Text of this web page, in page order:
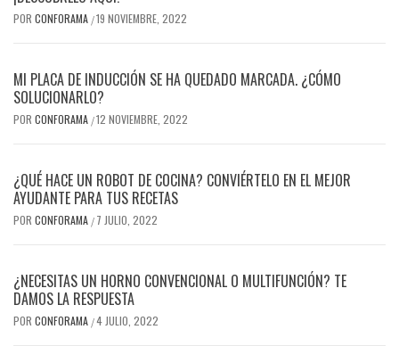
POR CONFORAMA /19 NOVIEMBRE, 2022
MI PLACA DE INDUCCIÓN SE HA QUEDADO MARCADA. ¿CÓMO
SOLUCIONARLO?
POR CONFORAMA /12 NOVIEMBRE, 2022
¿QUÉ HACE UN ROBOT DE COCINA? CONVIÉRTELO EN EL MEJOR
AYUDANTE PARA TUS RECETAS
POR CONFORAMA / 7 JULIO, 2022
¿NECESITAS UN HORNO CONVENCIONAL O MULTIFUNCIÓN? TE
DAMOS LA RESPUESTA
POR CONFORAMA /4 JULIO, 2022